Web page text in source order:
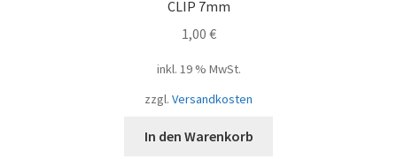
CLIP 7mm
1,00 €
inkl. 19 % MwSt.
zzgl. Versandkosten
In den Warenkorb